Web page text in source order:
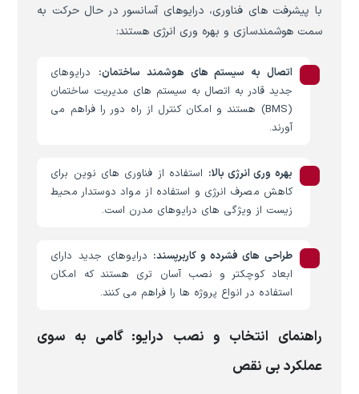
با پیشرفت های فناوری، درایوهای آسانسور در حال حرکت به
سمت هوشمندسازی و بهره وری انرژی هستند:
اتصال به سیستم های هوشمند ساختمان: درایوهای
جدید قادر به اتصال به سیستم های مدیریت ساختمان
(BMS) هستند و امکان کنترل از راه دور را فراهم می
آورند.
بهره وری انرژی بالا: استفاده از فناوری های نوین برای
کاهش مصرف انرژی و استفاده از مواد دوستدار محیط
زیست از ویژگی های درایوهای مدرن است.
طراحی های فشرده و کاربرپسند: درایوهای جدید دارای
ابعاد کوچکتر و نصب آسان تری هستند که امکان
استفاده در انواع پروژه ها را فراهم می کنند.
راهنمای انتخاب و نصب درایو: گامی به سوی
عملکرد بی نقص